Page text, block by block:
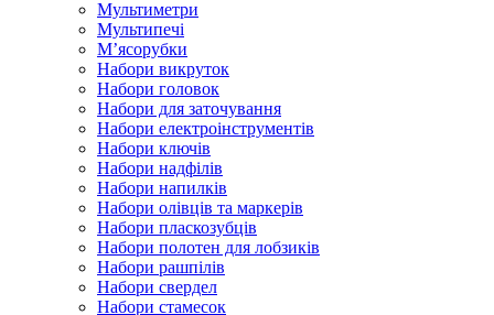
Мультиметри
Мультипечі
М’ясорубки
Набори викруток
Набори головок
Набори для заточування
Набори електроінструментів
Набори ключів
Набори надфілів
Набори напилків
Набори олівців та маркерів
Набори пласкозубців
Набори полотен для лобзиків
Набори рашпілів
Набори свердел
Набори стамесок